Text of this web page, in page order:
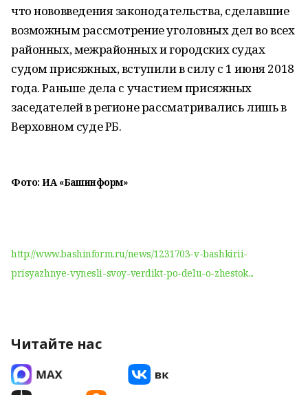
что нововведения законодательства, сделавшие
возможным рассмотрение уголовных дел во всех
районных, межрайонных и городских судах
судом присяжных, вступили в силу с 1 июня 2018
года. Раньше дела с участием присяжных
заседателей в регионе рассматривались лишь в
Верховном суде РБ.
Фото: ИА «Башинформ»
http://www.bashinform.ru/news/1231703-v-bashkirii-
prisyazhnye-vynesli-svoy-verdikt-po-delu-o-zhestok...
Читайте нас